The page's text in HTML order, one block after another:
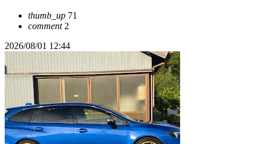
thumb_up 71
comment2
2026/08/01 12:44